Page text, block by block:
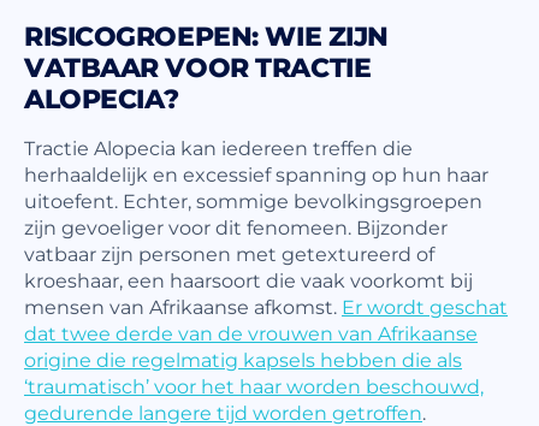
RISICOGROEPEN: WIE ZIJN
VATBAAR VOOR TRACTIE
ALOPECIA?
Tractie Alopecia kan iedereen treffen die
herhaaldelijk en excessief spanning op hun haar
uitoefent. Echter, sommige bevolkingsgroepen
zijn gevoeliger voor dit fenomeen. Bijzonder
vatbaar zijn personen met getextureerd of
kroeshaar, een haarsoort die vaak voorkomt bij
mensen van Afrikaanse afkomst. Er wordt geschat
dat twee derde van de vrouwen van Afrikaanse
origine die regelmatig kapsels hebben die als
‘traumatisch’ voor het haar worden beschouwd,
gedurende langere tijd worden getroffen.